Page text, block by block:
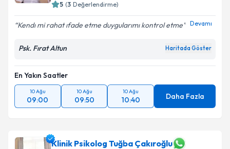
5 (3 Değerlendirme)
Kendı mi rahat ıfade etme duygularımı kontrol etme Devamı
Psk. Fırat Altun Haritada Göster
En Yakın Saatler
10 Ağu
09:00
10 Ağu
09:50
10 Ağu
10:40 Daha Fazla
Klinik Psikolog Tuğba Çakıroğlu